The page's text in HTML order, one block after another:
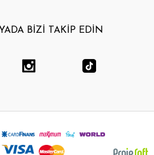
BİZİ TAKİP EDİN